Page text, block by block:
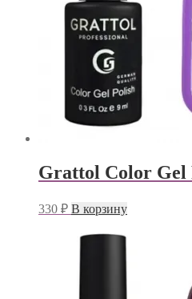
Grattol Color Gel
330 ₽ В корзину